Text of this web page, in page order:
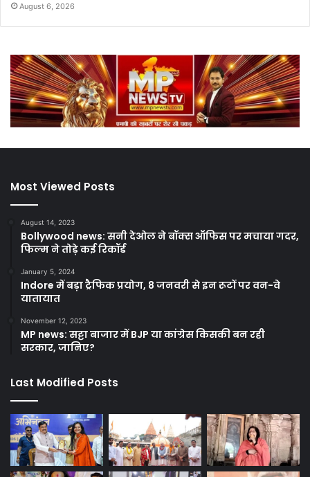
August 6, 2026
Most Viewed Posts
August 14, 2023
Bollywood news: सनी देओल ने बॉक्स ऑफिस पर मचाया गदर,
फिल्म ने तोड़े कई रिकॉर्ड
January 5, 2024
Indore में बड़ा ट्रैफिक प्रयोग, 8 जनवरी से इन रूटों पर वन-वे
यातायात
November 12, 2023
MP news: सट्टा बाजार में BJP या कांग्रेस किसकी बन रही
सरकार, जानिए?
Last Modified Posts